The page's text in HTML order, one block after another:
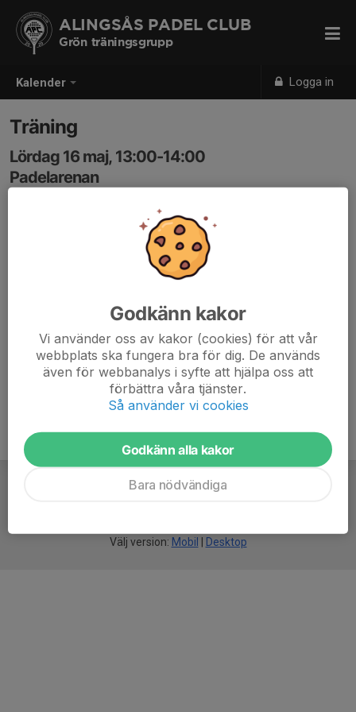
Kalender Logga in
ALINGSÅS PADEL CLUB
Grön träningsgrupp
Träning
Lördag 16 maj, 13:00-14:00
Padelarenan
Välj version: Mobil Desktop
Godkänn kakor
Vi använder oss av kakor (cookies) för att vår
webbplats ska fungera bra för dig. De används
även för webbanalys i syfte att hjälpa oss att
förbättra våra tjänster.
Så använder vi cookies
Godkänn alla kakor
Bara nödvändiga